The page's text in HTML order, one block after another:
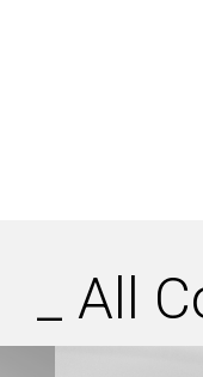
_ All